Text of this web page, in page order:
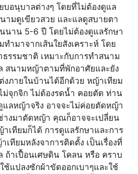
บอนุบาลต่างๆ โดยที่ไม่ต้องดูแล
ามดูเขียวสวย และแลดูสบายตา
นาน 5-6 ปี โดยไม่ต้องดูแลรักษา
ำมาจากเส้นใยสังเคราะห์ โดย
รรมชาติ เหมาะกับการทำสนาม
สนามหญ้าตามที่พักอาศัยและยัง
งภายในบ้านได้อีกด้วย หญ้าเทียม
ม่จุกจิก ไม่ต้องรดน้ำ คอยตัด ท่าน
แลหญ้าจริง อาจจะไม่ค่อยตัดหญ้า
างมาตัดหญ้า คุณก็อาจจะเปลี่ยน
เทียมก็ได้ การดูแลรักษาและการ
ทียมหลังจาการติดตั้ง เป็นเรื่องที่
ถ้าเปื้อนเศษดิน โคลน หรือ คราบ
ช้แปลงซักผ้าขัดออกเบาๆและใช้